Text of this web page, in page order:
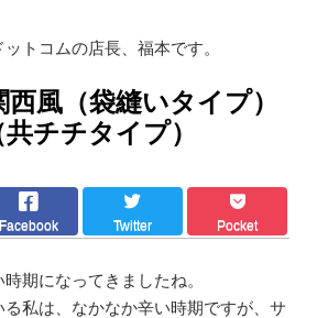
トコムの店長、福本です。
風（袋縫いタイプ）
チチタイプ）
Facebook Twitter Pocket
期になってきましたね。
私は、なかなか辛い時期ですが、サ